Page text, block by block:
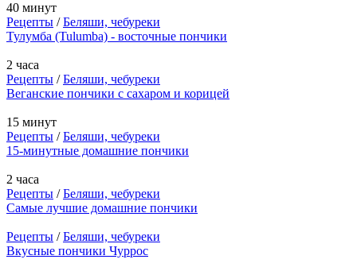
40 минут
Рецепты /Беляши, чебуреки
Тулумба (Tulumba) - восточные пончики
2 часа
Рецепты /Беляши, чебуреки
Веганские пончики с сахаром и корицей
15 минут
Рецепты /Беляши, чебуреки
15-минутные домашние пончики
2 часа
Рецепты /Беляши, чебуреки
Самые лучшие домашние пончики
Рецепты /Беляши, чебуреки
Вкусные пончики Чуррос